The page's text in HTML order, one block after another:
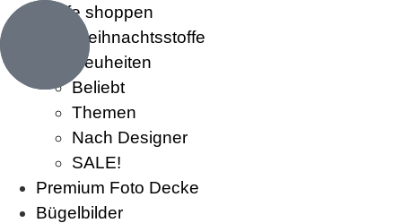
Stoffe shoppen
Weihnachtsstoffe
Neuheiten
Beliebt
Themen
Nach Designer
SALE!
Premium Foto Decke
Bügelbilder